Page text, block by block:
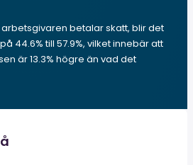
betalar skatt, blir det
44.6% till 57.9%, vilket innebär att
är 13.3% högre än vad det